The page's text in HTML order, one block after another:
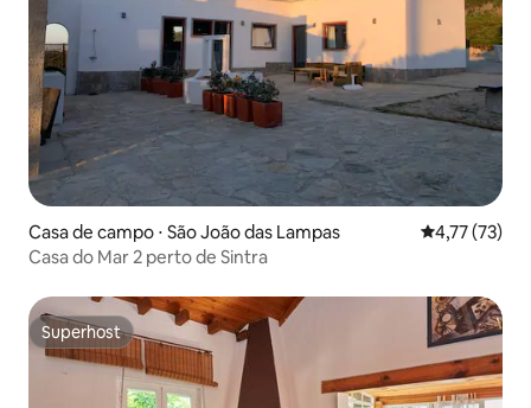
Casa de campo ⋅ São João das Lampas 4,77 de uma
4,77 (73)
Casa do Mar 2 perto de Sintra
Superhost
Superhost